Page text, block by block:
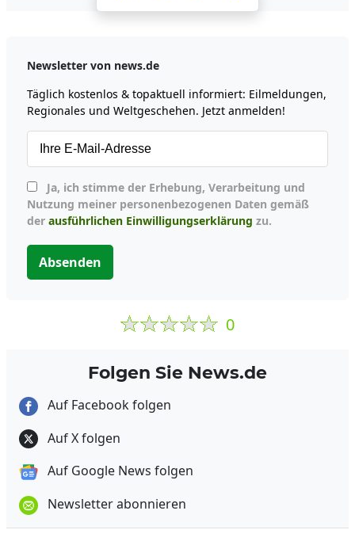
Newsletter von news.de
Täglich kostenlos & topaktuell informiert: Eilmeldungen,
Regionales und Weltgeschehen. Jetzt anmelden!
Nutzung meiner personenbezogenen Daten gemäß
der ausführlichen Einwilligungserklärung zu.
Absenden
0
Folgen Sie News.de
Auf Facebook folgen
Auf X folgen
Auf Google News folgen
Newsletter abonnieren